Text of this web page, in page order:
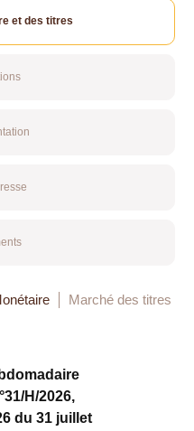
et des titres
Marché des titres
H/2026,
du 31 juillet